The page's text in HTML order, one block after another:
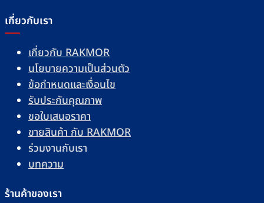
เกี่ยวกับเรา
เกี่ยวกับ RAKMOR
นโยบายความเป็นส่วนตัว
ข้อกำหนดและเงื่อนไข
รับประกันคุณภาพ
ขอใบเสนอราคา
ขายสินค้า กับ RAKMOR
ร่วมงานกับเรา
บทความ
ร้านค้าของเรา